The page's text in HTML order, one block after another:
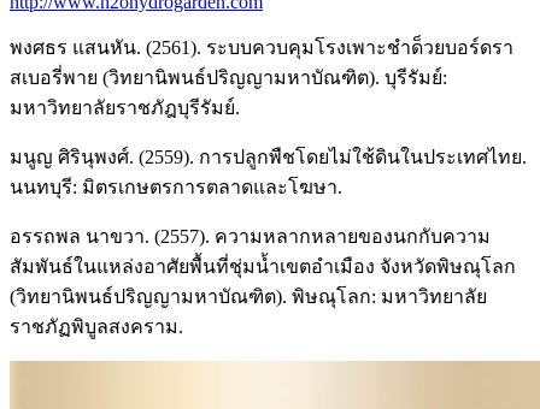
พงศธร แสนหัน. (2561). ระบบควบคุมโรงเพาะชำด็วยบอร์ดรา
สเบอรี่พาย (วิทยานิพนธ์ปริญญามหาบัณฑิต). บุรีรัมย์:
มหาวิทยาลัยราชภัฎบุรีรัมย์.
มนูญ ศิรินุพงศ์. (2559). การปลูกพืชโดยไม่ใช้ดินในประเทศไทย.
นนทบุรี: มิตรเกษตรการตลาดและโฆษา.
อรรถพล นาขวา. (2557). ความหลากหลายของนกกับความ
สัมพันธ์ในแหล่งอาศัยพื้นที่ชุ่มน้ำเขตอำเมือง จังหวัดพิษณุโลก
(วิทยานิพนธ์ปริญญามหาบัณฑิต). พิษณุโลก: มหาวิทยาลัย
ราชภัฏพิบูลสงคราม.